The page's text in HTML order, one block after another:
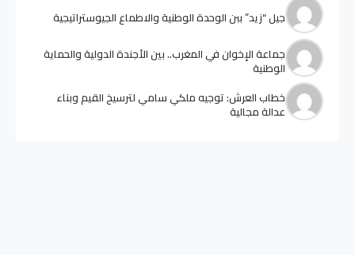
جيل “زيد” ببن الوحدة الوطنية والاطماع الجيوستراتيجية
جماعة الإخوان في المغرب.. بين الأجندة الدولية والحماية
الوطنية
خطاب العرش: توجيه ملكي سامي لترسيخ القيم وبناء
عدالة مجالية